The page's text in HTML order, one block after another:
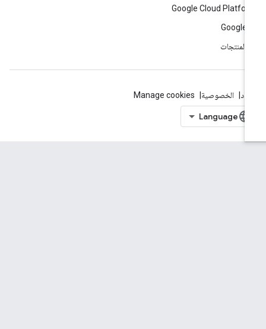
Google Cloud
Google
المنتجات
الخصوصية Manage cookies